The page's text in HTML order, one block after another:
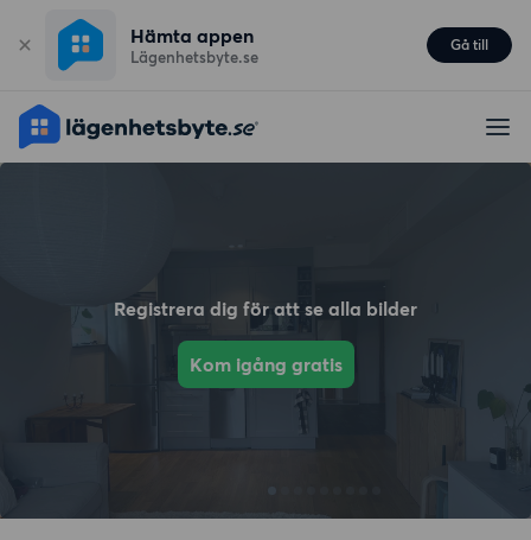
Hämta appen
Lägenhetsbyte.se
Gå till
Registrera dig för att se alla bilder
Kom igång gratis